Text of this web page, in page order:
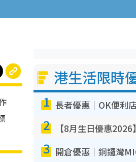
港生活限時
1
2
3